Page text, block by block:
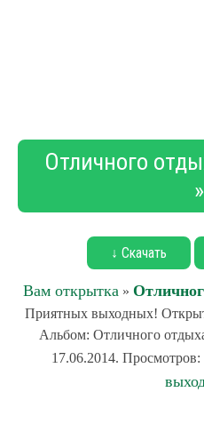
Отличного
»
↓ Скачать
Вам открытка »
Приятных выходных!
Альбом: Отличного
17.06.2014. Просмотров: